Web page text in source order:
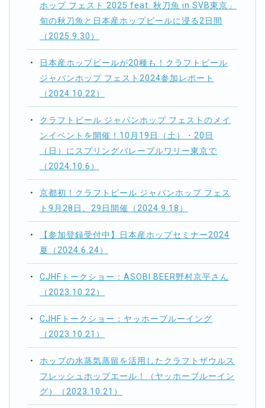
ホップ フェスト 2025 feat. 秋刀魚 in SVB東京」
旬の秋刀魚と日本産ホップビールに浸る2日間
（2025.9.30）
日本産ホップビールが20種も！クラフトビール
ジャパンホップ フェスト2024参加レポート
（2024.10.22）
クラフトビール ジャパンホップ フェストのメイ
ンイベントを開催！10月19日（土）・20日
（日）にスプリングバレーブルワリー東京で
（2024.10.6）
京都初！クラフトビール ジャパンホップ フェス
ト9月28日、29日開催（2024.9.18）
【参加登録受付中】日本産ホップセミナー2024
夏（2024.6.24）
CJHFトークショー：ASOBI BEER野村京平さん
（2023.10.22）
CJHFトークショー：ヤッホーブルーイング
（2023.10.21）
ホップの水蒸気蒸留を活用したクラフトザウルス
フレッシュホップエール！（ヤッホーブルーイン
グ）（2023.10.21）